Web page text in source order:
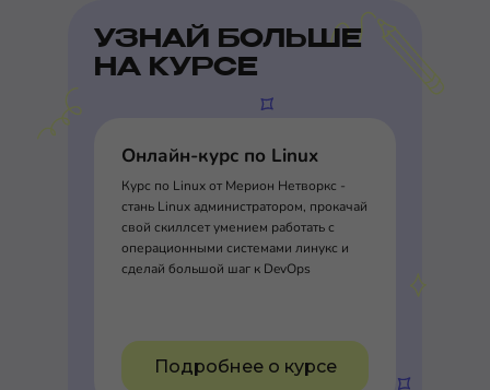
УЗНАЙ БОЛЬШЕ
НА КУРСЕ
Онлайн-курс по Linux
Курс по Linux от Мерион Нетворкс -
стань Linux администратором, прокачай
свой скиллсет умением работать с
операционными системами линукс и
сделай большой шаг к DevOps
Подробнее о курсе